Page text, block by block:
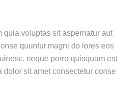
quia voluptas sit aspernatur aut
quuntur.magni do lores eos
neque porro quisquam est
sit amet consectetur conse